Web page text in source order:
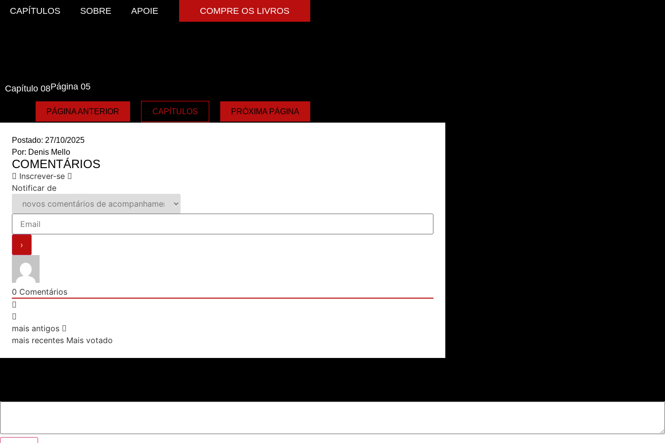
CAPÍTULOS SOBRE APOIE COMPRE OS LIVROS
Capítulo 08Página 05
PÁGINA ANTERIOR CAPÍTULOS PRÓXIMA PÁGINA
Postado: 27/10/2025
Por: Denis Mello
COMENTÁRIOS
Inscrever-se
Notificar de
0 Comentários
mais antigos
mais recentes Mais votado